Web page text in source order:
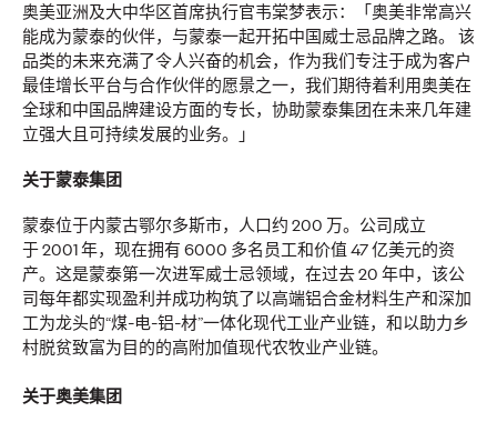
奥美亚洲及大中华区首席执行官韦棠梦表示：「奥美非常高兴
能成为蒙泰的伙伴，与蒙泰一起开拓中国威士忌品牌之路。 该
品类的未来充满了令人兴奋的机会，作为我们专注于成为客户
最佳增长平台与合作伙伴的愿景之一，我们期待着利用奥美在
全球和中国品牌建设方面的专长，协助蒙泰集团在未来几年建
立强大且可持续发展的业务。」
关于蒙泰集团
蒙泰位于内蒙古鄂尔多斯市，人口约 200 万。公司成立
于2001年，现在拥有 6000 多名员工和价值 47亿美元的资
产。这是蒙泰第一次进军威士忌领域，在过去20 年中，该公
司每年都实现盈利并成功构筑了以高端铝合金材料生产和深加
工为龙头的“煤-电-铝-材”一体化现代工业产业链，和以助力乡
村脱贫致富为目的的高附加值现代农牧业产业链。
关于奥美集团
观点
报告｜2026年意见领袖
营销趋势
奥美中国 24/03/2026
中国品牌全球化亟需告别流量营销，转向以信任与 ROI 为核心
的创作者经济。奥美 《2026 意见领袖营销趋势报告》助力其
牌长效增长。